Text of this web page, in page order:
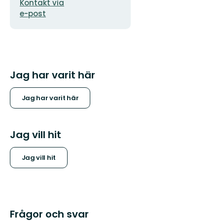
Kontakt via
e-post
Jag har varit här
Jag har varit här
Jag vill hit
Jag vill hit
Frågor och svar